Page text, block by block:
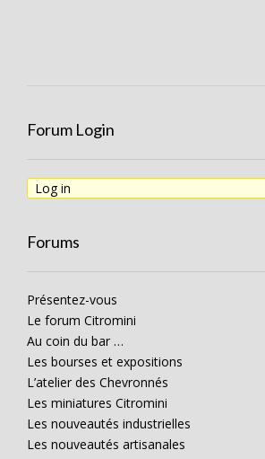
Forum Login
Log in
Forums
Présentez-vous
Le forum Citromini
Au coin du bar …
Les bourses et expositions
L’atelier des Chevronnés
Les miniatures Citromini
Les nouveautés industrielles
Les nouveautés artisanales